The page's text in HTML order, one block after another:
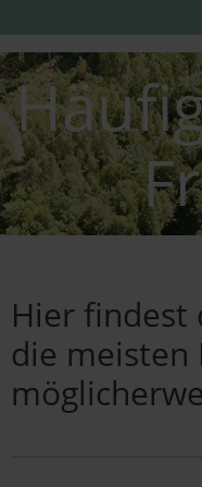
Hier findest
die meisten